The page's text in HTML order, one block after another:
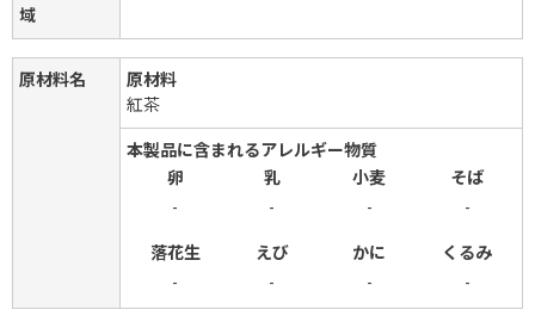
域
原材料名
原材料
紅茶
本製品に含まれるアレルギー物質
卵
乳 小麦
そば
-
- - -
落花生 えび かに
くるみ
-
- - -